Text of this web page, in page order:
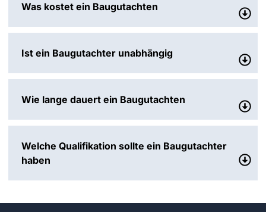
Was kostet ein Baugutachten
Ist ein Baugutachter unabhängig
Wie lange dauert ein Baugutachten
Welche Qualifikation sollte ein Baugutachter
haben